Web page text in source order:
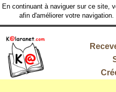
En continuant à naviguer sur ce site,
afin d'améliorer votre navigation.